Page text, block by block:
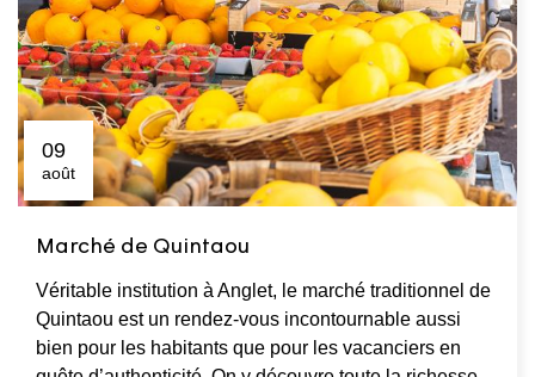
09
août
Marché de Quintaou
Véritable institution à Anglet, le marché traditionnel de
Quintaou est un rendez-vous incontournable aussi
bien pour les habitants que pour les vacanciers en